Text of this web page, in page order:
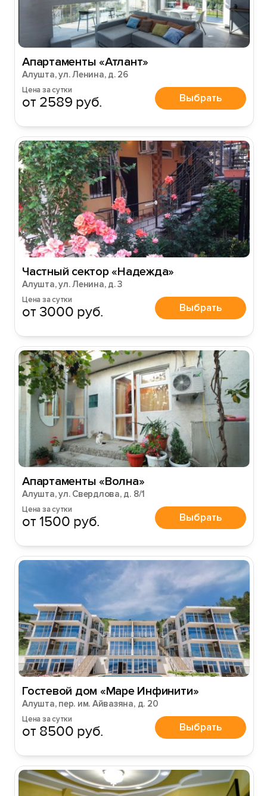
Апартаменты «Атлант»
Алушта, ул. Ленина, д. 26
Цена за сутки
от 2589 руб. Выбрать
Частный сектор «Надежда»
Алушта, ул. Ленина, д. 3
Цена за сутки
от 3000 руб. Выбрать
Апартаменты «Волна»
Алушта, ул. Свердлова, д. 8/1
Цена за сутки
от 1500 руб. Выбрать
Гостевой дом «Маре Инфинити»
Алушта, пер. им. Айвазяна, д. 20
Цена за сутки
от 8500 руб. Выбрать